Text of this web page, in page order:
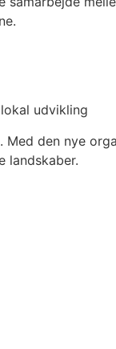
udvikling
den nye
landskaber.